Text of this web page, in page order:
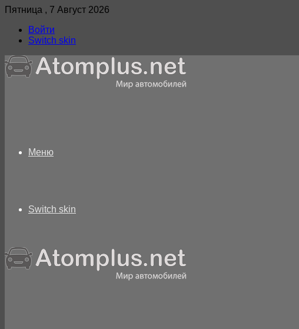
Пятница , 7 Август 2026
Войти
Switch skin
Меню
Switch skin